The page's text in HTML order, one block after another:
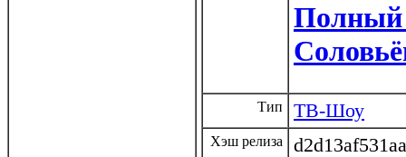
Полный
Тип ТВ-Шоу
Хэш релиза